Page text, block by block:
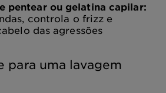
pentear ou gelatina capilar:
controla o frizz e
das agressões
para uma lavagem